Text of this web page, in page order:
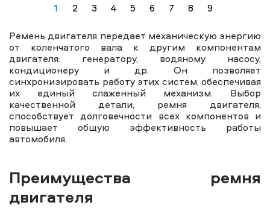
1 2 3 4 5 6 7 8 9
Ремень двигателя передает механическую энергию
от коленчатого вала к другим компонентам
двигателя: генератору, водяному насосу,
кондиционеру и др. Он позволяет
синхронизировать работу этих систем, обеспечивая
их единый слаженный механизм. Выбор
качественной детали, ремня двигателя,
способствует долговечности всех компонентов и
повышает общую эффективность работы
автомобиля.
Преимущества ремня
двигателя